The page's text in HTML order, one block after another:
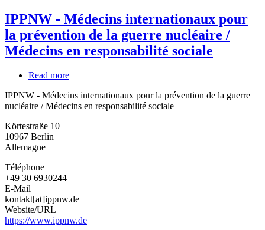
IPPNW - Médecins internationaux pour
la prévention de la guerre nucléaire /
Médecins en responsabilité sociale
Read more
-
Médecins
/
en
IPPNW - Médecins internationaux pour la prévention de la guerre
nucléaire / Médecins en responsabilité sociale
Körtestraße 10
10967 Berlin
Allemagne
Téléphone
+49 30 6930244
E-Mail
kontakt[at]ippnw.de
Website/URL
https://www.ippnw.de